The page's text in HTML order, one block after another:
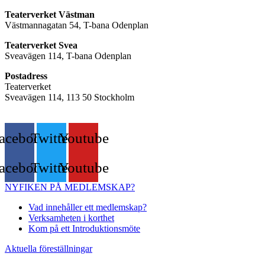
Teaterverket Västman
Västmannagatan 54, T-bana Odenplan
Teaterverket Svea
Sveavägen 114, T-bana Odenplan
Postadress
Teaterverket
Sveavägen 114, 113 50 Stockholm
TwitterYoutube
TwitterYoutube
NYFIKEN PÅ MEDLEMSKAP?
Vad innehåller ett medlemskap?
Verksamheten i korthet
Kom på ett Introduktionsmöte
Aktuella föreställningar